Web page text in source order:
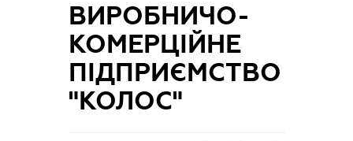
ВИРОБНИЧО-
КОМЕРЦІЙНЕ
ПІДПРИЄМСТВО
"КОЛОС"